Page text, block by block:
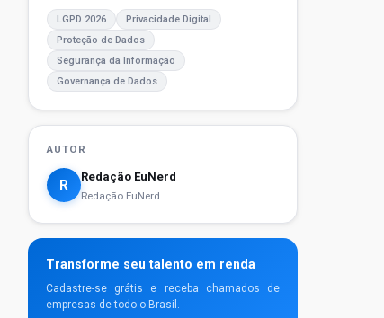
LGPD 2026
Privacidade Digital
Proteção de Dados
Segurança da Informação
Governança de Dados
AUTOR
R
Redação EuNerd
Redação EuNerd
Transforme seu talento em renda
Cadastre-se grátis e receba chamados de
empresas de todo o Brasil.